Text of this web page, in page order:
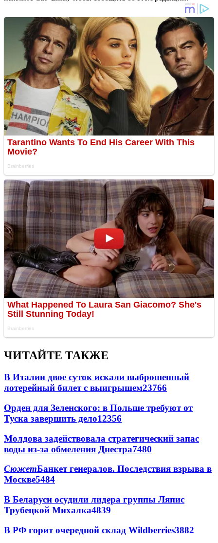
ЧИТАЙТЕ ТАКЖЕ
В Италии двое суток искали выброшенный
лотерейный билет с выигрышем23766
Орден для Зеленского: в Польше требуют от
Туска завершить дело12356
Молдова задействовала стратегический запас
воды из-за обмеления Днестра7480
СюжетБанкет генералов. Последствия взрыва в
Москве5484
В Беларуси осудили лидера группы Ляпис
Трубецкой Михалка4839
В РФ горит очередной склад Wildberries3882